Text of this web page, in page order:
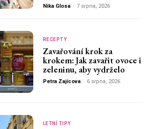
Nika Glosa - 7 srpna, 2026
RECEPTY
Zavařování krok za
krokem: Jak zavařit ovoce i
zeleninu, aby vydrželo
Petra Zajícova - 6 srpna, 2026
LETNÍ TIPY